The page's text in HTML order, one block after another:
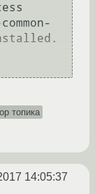
топика
14:05:37